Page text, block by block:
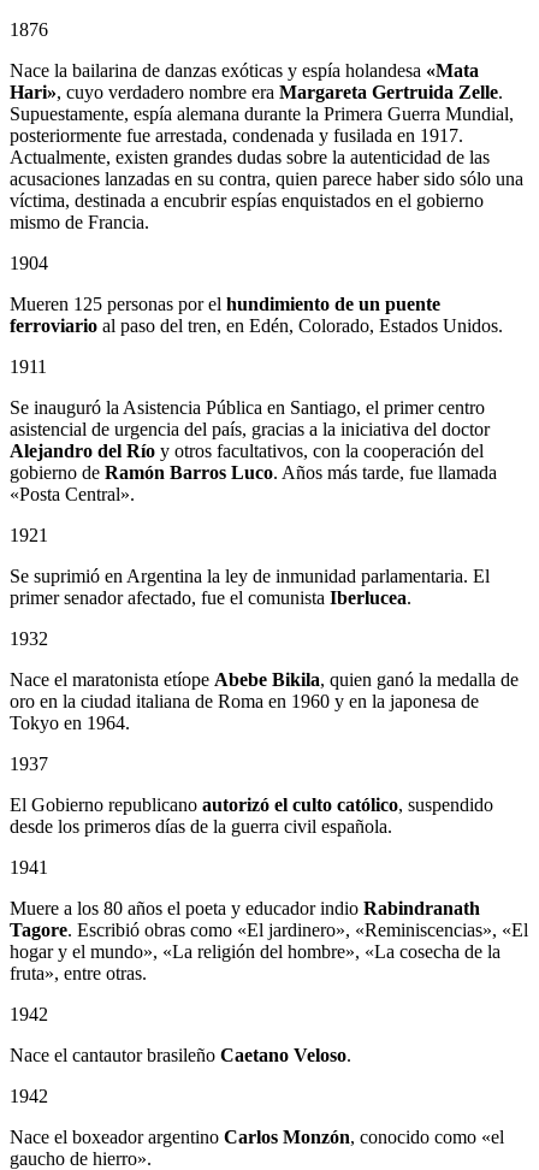
1876
Nace la bailarina de danzas exóticas y espía holandesa «Mata
Hari», cuyo verdadero nombre era Margareta Gertruida Zelle.
Supuestamente, espía alemana durante la Primera Guerra Mundial,
posteriormente fue arrestada, condenada y fusilada en 1917.
Actualmente, existen grandes dudas sobre la autenticidad de las
acusaciones lanzadas en su contra, quien parece haber sido sólo una
víctima, destinada a encubrir espías enquistados en el gobierno
mismo de Francia.
1904
Mueren 125 personas por el hundimiento de un puente
ferroviario al paso del tren, en Edén, Colorado, Estados Unidos.
1911
Se inauguró la Asistencia Pública en Santiago, el primer centro
asistencial de urgencia del país, gracias a la iniciativa del doctor
Alejandro del Río y otros facultativos, con la cooperación del
gobierno de Ramón Barros Luco. Años más tarde, fue llamada
«Posta Central».
1921
Se suprimió en Argentina la ley de inmunidad parlamentaria. El
primer senador afectado, fue el comunista Iberlucea.
1932
Nace el maratonista etíope Abebe Bikila, quien ganó la medalla de
oro en la ciudad italiana de Roma en 1960 y en la japonesa de
Tokyo en 1964.
1937
El Gobierno republicano autorizó el culto católico, suspendido
desde los primeros días de la guerra civil española.
1941
Muere a los 80 años el poeta y educador indio Rabindranath
Tagore. Escribió obras como «El jardinero», «Reminiscencias», «El
hogar y el mundo», «La religión del hombre», «La cosecha de la
fruta», entre otras.
1942
Nace el cantautor brasileño Caetano Veloso.
1942
Nace el boxeador argentino Carlos Monzón, conocido como «el
gaucho de hierro».